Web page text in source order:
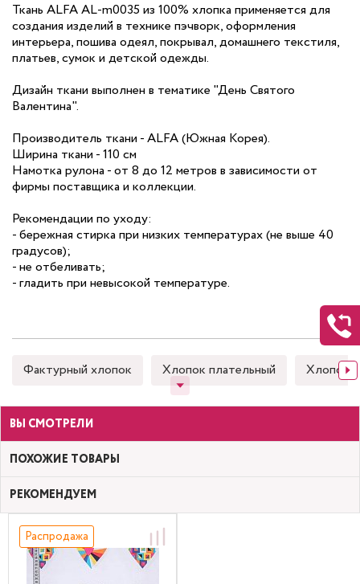
Ткань ALFA AL-m0035 из 100% хлопка применяется для
создания изделий в технике пэчворк, оформления
интерьера, пошива одеял, покрывал, домашнего текстиля,
платьев, сумок и детской одежды.
Дизайн ткани выполнен в тематике "День Святого
Валентина".
Производитель ткани - ALFA (Южная Корея).
Ширина ткани - 110 см
Намотка рулона - от 8 до 12 метров в зависимости от
фирмы поставщика и коллекции.
Рекомендации по уходу:
- бережная стирка при низких температурах (не выше 40
градусов);
- не отбеливать;
- гладить при невысокой температуре.
Фактурный хлопок Хлопок плательный Хлопок
ВЫ СМОТРЕЛИ
ПОХОЖИЕ ТОВАРЫ
РЕКОМЕНДУЕМ
Распродажа